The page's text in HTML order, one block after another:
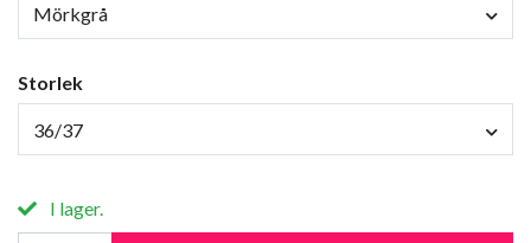
Mörkgrå
Storlek
36/37
I lager.